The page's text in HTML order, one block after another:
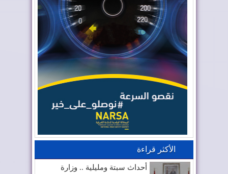
الأكثر قراءة
أحداث سبتة ومليلية .. وزارة